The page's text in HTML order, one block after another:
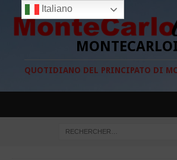
QUOTIDIANO DEL PRINCIPATO DI
Italiano